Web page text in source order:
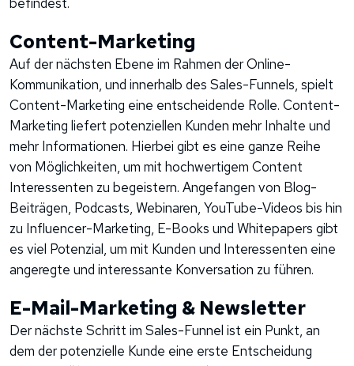
Content-Marketing
Auf der nächsten Ebene im Rahmen der Online-
Kommunikation, und innerhalb des Sales-Funnels, spielt
Content-Marketing eine entscheidende Rolle. Content-
Marketing liefert potenziellen Kunden mehr Inhalte und
mehr Informationen. Hierbei gibt es eine ganze Reihe
von Möglichkeiten, um mit hochwertigem Content
Interessenten zu begeistern. Angefangen von Blog-
Beiträgen, Podcasts, Webinaren, YouTube-Videos bis hin
zu Influencer-Marketing, E-Books und Whitepapers gibt
es viel Potenzial, um mit Kunden und Interessenten eine
angeregte und interessante Konversation zu führen.
E-Mail-Marketing & Newsletter
Der nächste Schritt im Sales-Funnel ist ein Punkt, an
dem der potenzielle Kunde eine erste Entscheidung